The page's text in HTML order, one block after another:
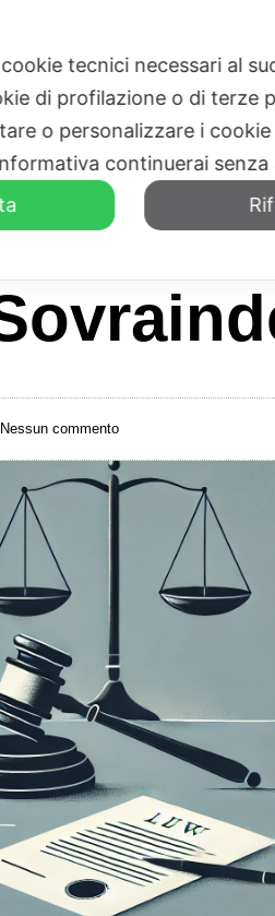
HOME CHI
Nessun commento
tecnici necessari al
di profilazione o di terze
o personalizzare i
continuerai senza